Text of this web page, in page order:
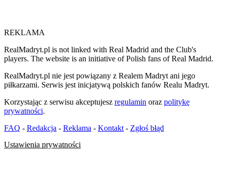
REKLAMA
RealMadryt.pl is not linked with Real Madrid and the Club's
players. The website is an initiative of Polish fans of Real Madrid.
RealMadryt.pl nie jest powiązany z Realem Madryt ani jego
piłkarzami. Serwis jest inicjatywą polskich fanów Realu Madryt.
Korzystając z serwisu akceptujesz regulamin oraz politykę
prywatności.
FAQ - Redakcja - Reklama - Kontakt - Zgłoś błąd
Ustawienia prywatności